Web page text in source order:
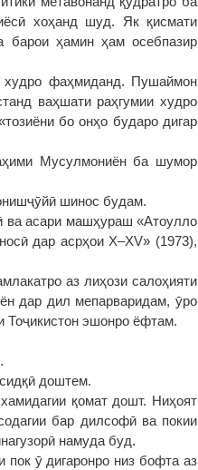
хоҳанд шуд. Як қисмати
барои ҳамин ҳам осебпазир
худро фаҳмиданд. Пушаймон
ваҳшати раҳгумии худро
бо онҳо бударо дигар
Мусулмониён ба шумор
шинос будам.
ва асари машҳураш «Атоулло
дар асрҳои X–XV» (1973),
аз лиҳози салоҳияти
дар дил мепарваридам, ӯро
Тоҷикистон эшонро ёфтам.
доштем.
қомат дошт. Ниҳоят
бар дилсофӣ ва покии
намуда буд.
ӯ дигаронро низ бофта аз